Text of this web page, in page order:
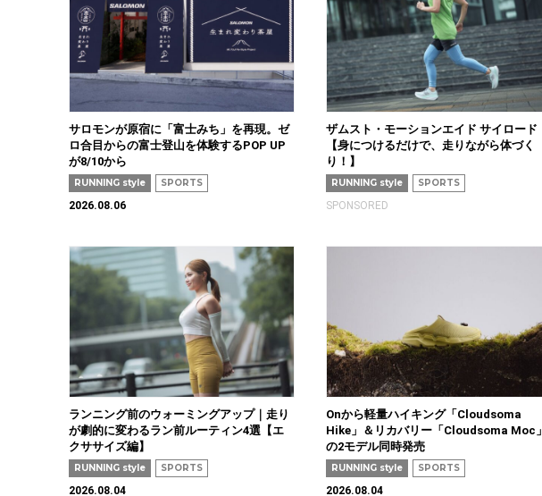
サロモンが原宿に「富士みち」を再現。ゼ
ロ合目からの富士登山を体験するPOP UP
が8/10から
RUNNING style SPORTS
2026.08.06
ザムスト・モーションエイド サイロード
【身につけるだけで、走りながら体づく
り！】
RUNNING style SPORTS
SPONSORED
ランニング前のウォーミングアップ｜走り
が劇的に変わるラン前ルーティン4選【エ
クササイズ編】
RUNNING style SPORTS
2026.08.04
Onから軽量ハイキング「Cloudsoma
Hike」＆リカバリー「Cloudsoma Moc」
の2モデル同時発売
RUNNING style SPORTS
2026.08.04